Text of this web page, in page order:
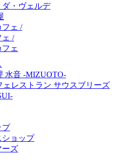
ダ・ヴェルデ
フェ /
ェ /
ェ
水音 -MIZUOTO-
ェレストラン サウスブリーズ
プ
ショップ
ーズ